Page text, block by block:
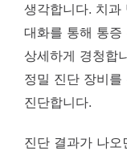
생각합니다. 치과
대화를 통해 통증
상세하게 경청합
정밀 진단 장비
진단합니다.
진단 결과가 나오